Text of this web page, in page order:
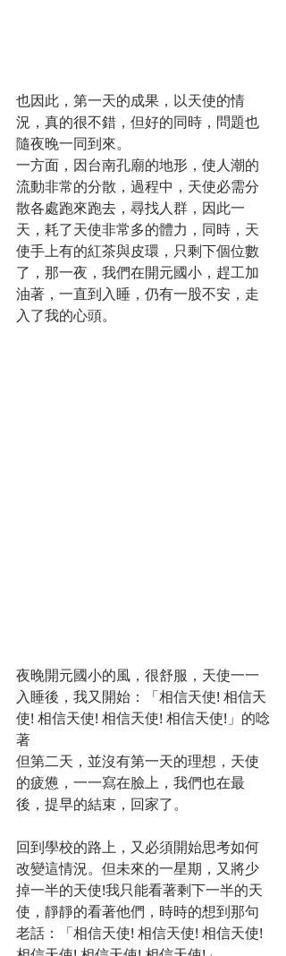
也因此，第一天的成果，以天使的情
況，真的很不錯，但好的同時，問題也
隨夜晚一同到來。
一方面，因台南孔廟的地形，使人潮的
流動非常的分散，過程中，天使必需分
散各處跑來跑去，尋找人群，因此一
天，耗了天使非常多的體力，同時，天
使手上有的紅茶與皮環，只剩下個位數
了，那一夜，我們在開元國小，趕工加
油著，一直到入睡，仍有一股不安，走
入了我的心頭。
夜晚開元國小的風，很舒服，天使一一
入睡後，我又開始：「相信天使! 相信天
使! 相信天使! 相信天使! 相信天使!」的唸
著
但第二天，並沒有第一天的理想，天使
的疲憊，一一寫在臉上，我們也在最
後，提早的結束，回家了。
回到學校的路上，又必須開始思考如何
改變這情況。但未來的一星期，又將少
掉一半的天使!我只能看著剩下一半的天
使，靜靜的看著他們，時時的想到那句
老話：「相信天使! 相信天使! 相信天使!